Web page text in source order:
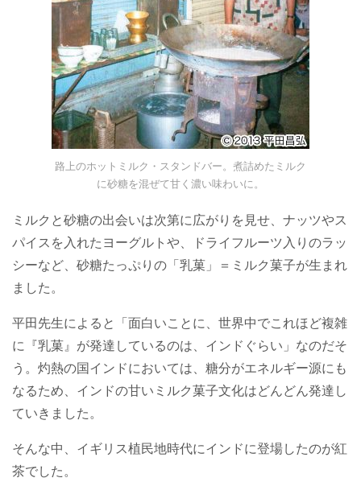
路上のホットミルク・スタンドバー。煮詰めたミルク
に砂糖を混ぜて甘く濃い味わいに。
ミルクと砂糖の出会いは次第に広がりを見せ、ナッツやス
パイスを入れたヨーグルトや、ドライフルーツ入りのラッ
シーなど、砂糖たっぷりの「乳菓」＝ミルク菓子が生まれ
ました。
平田先生によると「面白いことに、世界中でこれほど複雑
に『乳菓』が発達しているのは、インドぐらい」なのだそ
う。灼熱の国インドにおいては、糖分がエネルギー源にも
なるため、インドの甘いミルク菓子文化はどんどん発達し
ていきました。
そんな中、イギリス植民地時代にインドに登場したのが紅
茶でした。